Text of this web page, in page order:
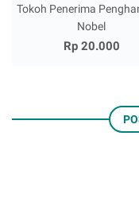
Tokoh Penerima
Nobel
Rp 20.000